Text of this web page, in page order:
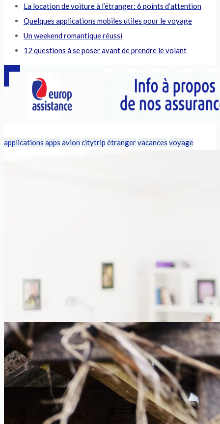
La location de voiture à l’étranger: 6 points d’attention
Quelques applications mobiles utiles pour le voyage
Un weekend romantique réussi
12 questions à se poser avant de prendre le volant
applications apps avion citytrip étrangervacances voyage